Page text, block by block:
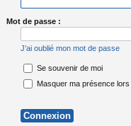
Mot de passe :
J’ai oublié mon mot de passe
Se souvenir de moi
Masquer ma présence